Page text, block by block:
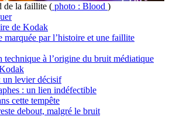
de la faillite ( photo : Blood )
de Kodak
marquée par l’histoire et une faillite
technique à l’origine du bruit médiatique
un levier décisif
: un lien indéfectible
cette tempête
debout, malgré le bruit